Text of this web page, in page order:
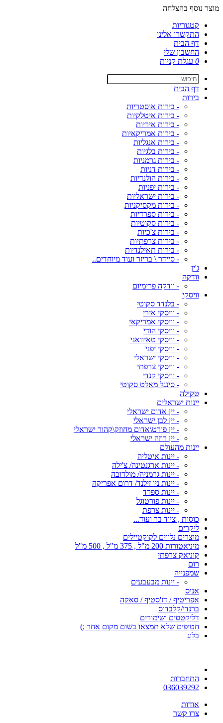
מוצר נוסף בהצלחה
קטגוריות
התקשרו אלינו
דף הבית
החשבון שלי
0 עגלת קניות
דף הבית
בירות
- בירות אוסטריות
- בירות איטלקיות
- בירות איריות
- בירות אמריקאיות
- בירות אנגליות
- בירות בלגיות
- בירות גרמניות
- בירות דניות
- בירות הולנדיות
- בירות יפניות
- בירות ישראליות
- בירות מקסיקניות
- בירות ספרדיות
- בירות סקוטיות
- בירות צ'כיות
- בירות צרפתיות
- בירות תאילנדיות
- סיידר \ בריזר ועוד מיוחדים..
ג'ין
וודקה
- וודקה פרימיום
וויסקי
- בלנדד סקוטי
- וויסקי אירי
- וויסקי אמריקאי
- וויסקי הודי
- וויסקי טאיוואני
- וויסקי יפני
- וויסקי ישראלי
- וויסקי צרפתי
- וויסקי קנדי
- סינגל מאלט סקוטי
טקילה
יינות ישראלים
- יין אדום ישראלי
- יין לבן ישראלי
- יין פורט\אדום מחוזק\קהור ישראלי
- יין רוזה ישראלי
יינות מהעולם
- יינות איטליה
- יינות ארגנטינה/ צ'ילה
- יינות גרמניה/ מולדובה
- יינות ניו זילנד/ דרום אפריקה
- יינות ספרד
- יינות פורטוגל
- יינות צרפת
כוסות , ציוד בר ועוד...
ליקרים
מוצרים נלווים לקוקטיילים
מיניאטורות 200 מ"ל , 375 מ"ל , 500 מ"ל
קוניאק צרפתי
רום
שמפנייה
- יינות מבעבעים
אניס
אפריטיף / דז'סטיף / סאקה
ברנדי/קלבדוס
דליקטסים ושימורים
חטיפים שלא תמצאו בשום מקום אחר ;)
בלוג
התחברות
036039292
אודות
צרו קשר